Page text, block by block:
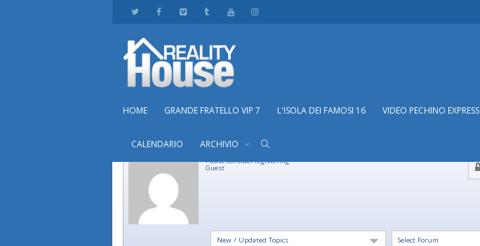
HOME GRANDE FRATELLO VIP 7 L'ISOLA DEI FAMOSI 16 VIDEO PECHINO EXPRESS
CALENDARIO ARCHIVIO
Please consider registering
Guest
Select Forum
New / Updated Topics